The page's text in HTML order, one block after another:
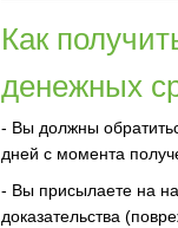
Как
денежных
- Вы должны
дней с момента
- Вы присылаете на
доказательства